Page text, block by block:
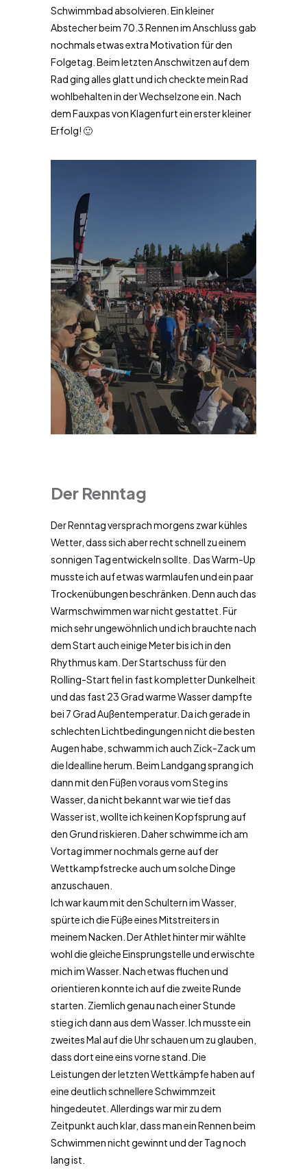
Schwimmbad absolvieren. Ein kleiner
Abstecher beim 70.3 Rennen im Anschluss gab
nochmals etwas extra Motivation für den
Folgetag. Beim letzten Anschwitzen auf dem
Rad ging alles glatt und ich checkte mein Rad
wohlbehalten in der Wechselzone ein. Nach
dem Fauxpas von Klagenfurt ein erster kleiner
Erfolg! 🙂
Der Renntag
Der Renntag versprach morgens zwar kühles
Wetter, dass sich aber recht schnell zu einem
sonnigen Tag entwickeln sollte. Das Warm-Up
musste ich auf etwas warmlaufen und ein paar
Trockenübungen beschränken. Denn auch das
Warmschwimmen war nicht gestattet. Für
mich sehr ungewöhnlich und ich brauchte nach
dem Start auch einige Meter bis ich in den
Rhythmus kam. Der Startschuss für den
Rolling-Start fiel in fast kompletter Dunkelheit
und das fast 23 Grad warme Wasser dampfte
bei 7 Grad Außentemperatur. Da ich gerade in
schlechten Lichtbedingungen nicht die besten
Augen habe, schwamm ich auch Zick-Zack um
die Idealline herum. Beim Landgang sprang ich
dann mit den Füßen voraus vom Steg ins
Wasser, da nicht bekannt war wie tief das
Wasser ist, wollte ich keinen Kopfsprung auf
den Grund riskieren. Daher schwimme ich am
Vortag immer nochmals gerne auf der
Wettkampfstrecke auch um solche Dinge
anzuschauen.
Ich war kaum mit den Schultern im Wasser,
spürte ich die Füße eines Mitstreiters in
meinem Nacken. Der Athlet hinter mir wählte
wohl die gleiche Einsprungstelle und erwischte
mich im Wasser. Nach etwas fluchen und
orientieren konnte ich auf die zweite Runde
starten. Ziemlich genau nach einer Stunde
stieg ich dann aus dem Wasser. Ich musste ein
zweites Mal auf die Uhr schauen um zu glauben,
dass dort eine eins vorne stand. Die
Leistungen der letzten Wettkämpfe haben auf
eine deutlich schnellere Schwimmzeit
hingedeutet. Allerdings war mir zu dem
Zeitpunkt auch klar, dass man ein Rennen beim
Schwimmen nicht gewinnt und der Tag noch
lang ist.